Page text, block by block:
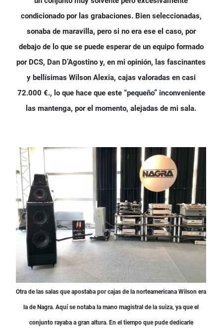
condicionado por las grabaciones. Bien seleccionadas,
sonaba de maravilla, pero si no era ese el caso, por
debajo de lo que se puede esperar de un equipo formado
por DCS, Dan D’Agostino y, en mi opinión, las fascinantes
y bellísimas Wilson Alexia, cajas valoradas en casi
72.000 €., lo que hace que este “pequeño” inconveniente
las mantenga, por el momento, alejadas de mi sala.
Otra de las salas que apostaba por cajas de la norteamericana Wilson era
la de Nagra. Aquí se notaba la mano magistral de la suiza, ya que el
conjunto rayaba a gran altura. En el tiempo que pude dedicarle